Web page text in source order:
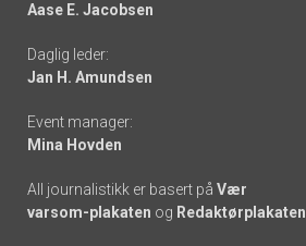
-
links
Aase E. Jacobsen
Daglig leder:
Jan H. Amundsen
Event manager:
Mina Hovden
All journalistikk er basert på Vær
varsom-plakaten og Redaktørplakaten